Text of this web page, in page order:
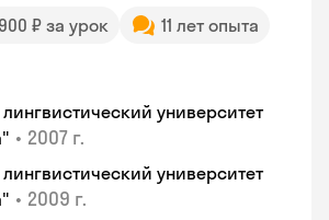
₽ за урок
11 лет опыта
университет
• 2007 г.
университет
• 2009 г.